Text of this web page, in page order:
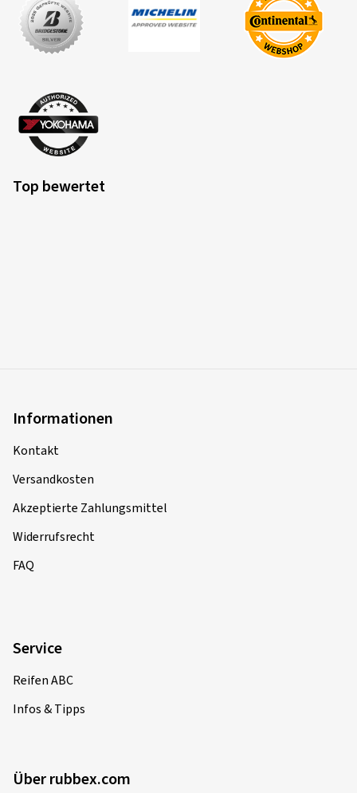
Top bewertet
Informationen
Kontakt
Versandkosten
Akzeptierte Zahlungsmittel
Widerrufsrecht
FAQ
Service
Reifen ABC
Infos & Tipps
Über rubbex.com